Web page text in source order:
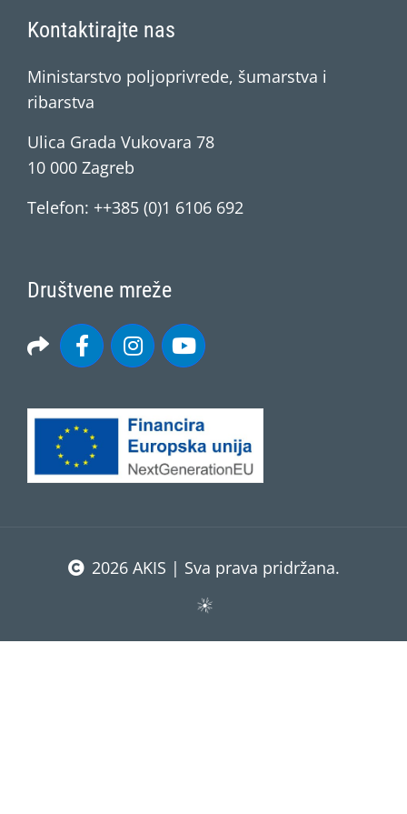
Kontaktirajte nas
Ministarstvo poljoprivrede, šumarstva i
ribarstva
Ulica Grada Vukovara 78
10 000 Zagreb
Telefon: ++385 (0)1 6106 692
Društvene mreže
2026 AKIS | Sva prava pridržana.